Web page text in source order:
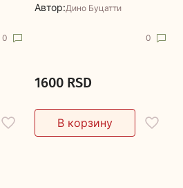
0
Сицилию
Автор:Дино Буцатти
0
1600 RSD